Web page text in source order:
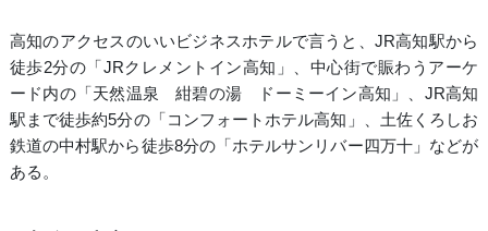
高知のアクセスのいいビジネスホテルで言うと、JR高知駅から
徒歩2分の「JRクレメントイン高知」、中心街で賑わうアーケ
ード内の「天然温泉 紺碧の湯 ドーミーイン高知」、JR高知
駅まで徒歩約5分の「コンフォートホテル高知」、土佐くろしお
鉄道の中村駅から徒歩8分の「ホテルサンリバー四万十」などが
ある。